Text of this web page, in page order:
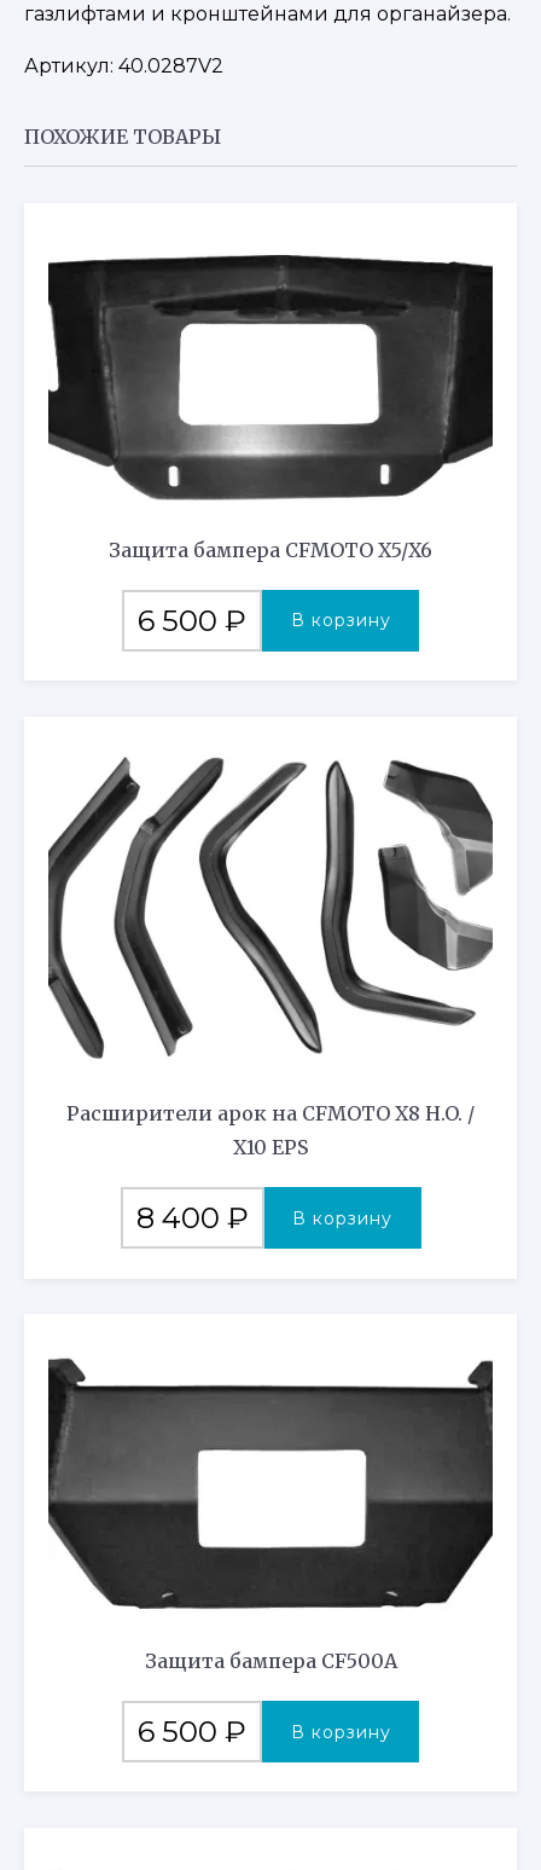
газлифтами и кронштейнами для органайзера.
Артикул: 40.0287V2
ПОХОЖИЕ ТОВАРЫ
Защита бампера CFMOTO X5/X6
6 500 ₽ В корзину
Расширители арок на CFMOTO X8 H.O. /
X10 EPS
8 400 ₽ В корзину
Защита бампера CF500A
6 500 ₽ В корзину